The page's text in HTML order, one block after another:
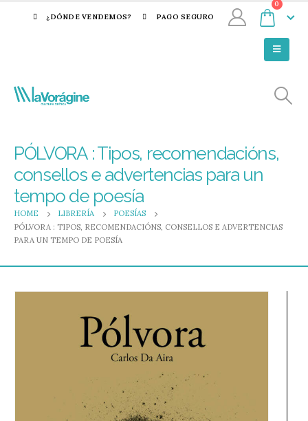
¿DÓNDE VENDEMOS? PAGO SEGURO
0
PÓLVORA : Tipos, recomendacións,
consellos e advertencias para un
tempo de poesía
HOME LIBRERÍA
POESÍAS
PÓLVORA : TIPOS, RECOMENDACIÓNS, CONSELLOS E ADVERTENCIAS
PARA UN TEMPO DE POESÍA